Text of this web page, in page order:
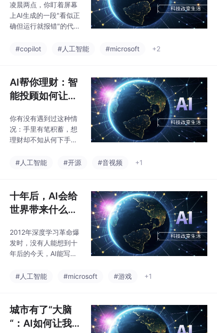
重要
凌晨两点，你盯着屏幕
上AI生成的一段"看似正
确但运行就报错"的代
是段子。这是过去一年
opilot成为默认的编程伴
侣，当Cursor、Windsu
rf等AI代码编辑器席卷
ChatGPT能够用几秒钟
写出你原来需要半小时
的函数——程序员的工
性的变化。这种变化来
#copilot #人工智能 #microsoft +2
AI帮你理财：智
能投顾如何让普
构级服务
你有没有遇到过这种情
况：手里有笔积蓄，想
理财却不知从何下手。
品密密麻麻看不懂；找
市，看到K线图就头
大。最后钱躺在活期账
户里，眼睁睁看着通胀
#人工智能 #开源 #音视频 +1
十年后，AI会给
世界带来什么？
年，AI重塑人类
的全景展望
2012年深度学习革命爆
发时，没有人能想到十
年后的今天，AI能写出
的画面、甚至通过医学
一个关键问题：如果给
AI再十年，它会把这个
世界带向何方？这不是
#人工智能 #microsoft #游戏 +1
城市有了“大脑
“：AI如何让我们